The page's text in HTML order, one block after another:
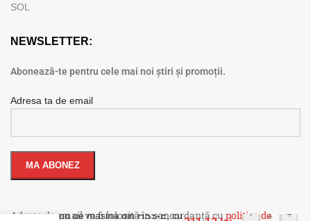
SOL
NEWSLETTER:
Abonează-te pentru cele mai noi știri și promoții.
Adresa ta de email
Adresa de email va fi folosită în concordanță cu politica de
Tarod de masina din HSS-E, cu - +